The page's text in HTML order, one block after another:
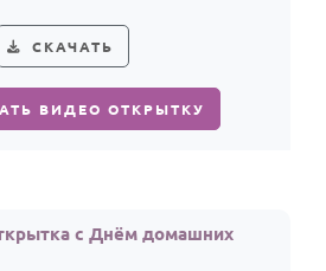
СКАЧАТЬ
ВИДЕО ОТКРЫТКУ
с Днём домашних